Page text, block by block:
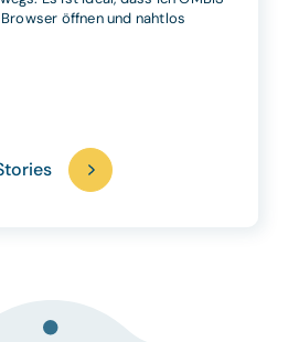
öffnen und nahtlos